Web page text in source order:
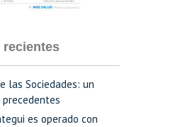
las Sociedades: un
es operado con